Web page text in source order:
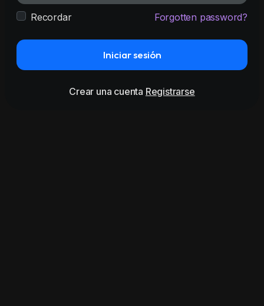
Recordar Forgotten password?
Iniciar sesión
Crear una cuenta Registrarse